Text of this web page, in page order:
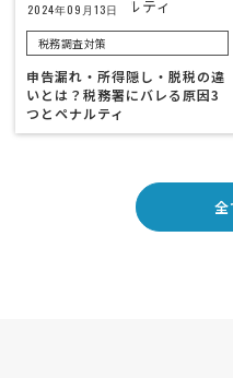
2024年09月13日
税務調査対策
申告漏れ・所得隠し・脱税の違
いとは？税務署にバレる原因3
つとペナルティ
全